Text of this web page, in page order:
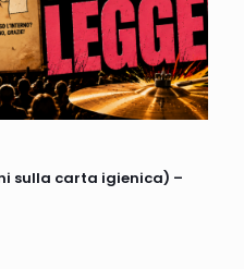
sulla carta igienica) –